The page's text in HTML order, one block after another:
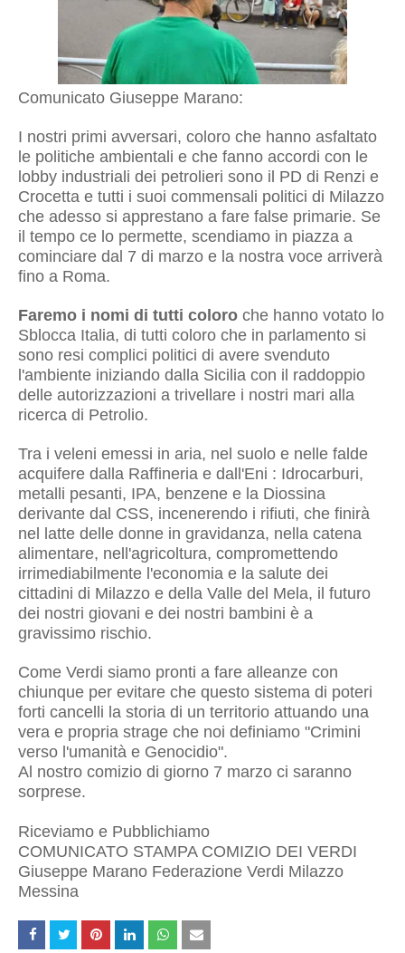
Comunicato Giuseppe Marano:
I nostri primi avversari, coloro che hanno asfaltato
le politiche ambientali e che fanno accordi con le
lobby industriali dei petrolieri sono il PD di Renzi e
Crocetta e tutti i suoi commensali politici di Milazzo
che adesso si apprestano a fare false primarie. Se
il tempo ce lo permette, scendiamo in piazza a
cominciare dal 7 di marzo e la nostra voce arriverà
fino a Roma.
Faremo i nomi di tutti coloro che hanno votato lo
Sblocca Italia, di tutti coloro che in parlamento si
sono resi complici politici di avere svenduto
l'ambiente iniziando dalla Sicilia con il raddoppio
delle autorizzazioni a trivellare i nostri mari alla
ricerca di Petrolio.
Tra i veleni emessi in aria, nel suolo e nelle falde
acquifere dalla Raffineria e dall'Eni : Idrocarburi,
metalli pesanti, IPA, benzene e la Diossina
derivante dal CSS, incenerendo i rifiuti, che finirà
nel latte delle donne in gravidanza, nella catena
alimentare, nell'agricoltura, compromettendo
irrimediabilmente l'economia e la salute dei
cittadini di Milazzo e della Valle del Mela, il futuro
dei nostri giovani e dei nostri bambini è a
gravissimo rischio.
Come Verdi siamo pronti a fare alleanze con
chiunque per evitare che questo sistema di poteri
forti cancelli la storia di un territorio attuando una
vera e propria strage che noi definiamo "Crimini
verso l'umanità e Genocidio".
Al nostro comizio di giorno 7 marzo ci saranno
sorprese.
Riceviamo e Pubblichiamo
COMUNICATO STAMPA COMIZIO DEI VERDI
Giuseppe Marano Federazione Verdi Milazzo
Messina